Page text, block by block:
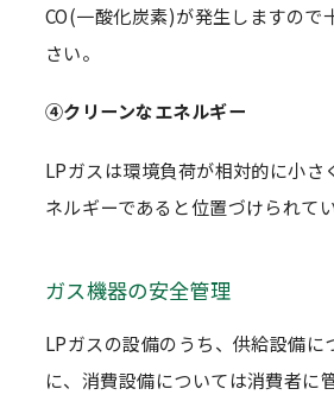
CO(一酸化炭素)が発生しますので
さい。
④クリーンなエネルギー
LPガスは環境負荷が相対的に小さ
ネルギーであると位置づけられてい
ガス機器の安全管理
LPガスの設備のうち、供給設備に
に、消費設備については消費者に